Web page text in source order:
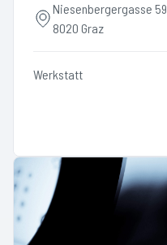
Niesenbergergasse 59
8020 Graz
Werkstatt